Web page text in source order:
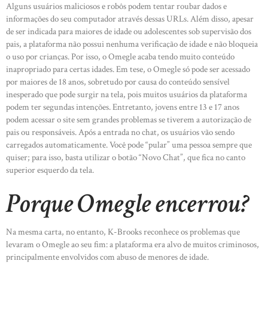
HOME
ABOUT US
OUR PORTFOLIO
OUR PRODUCTS
CONTACTS
Alguns usuários maliciosos e robôs podem tentar roubar dados e
informações do seu computador através dessas URLs. Além disso, apesar
de ser indicada para maiores de idade ou adolescentes sob supervisão dos
pais, a plataforma não possui nenhuma verificação de idade e não bloqueia
o uso por crianças. Por isso, o Omegle acaba tendo muito conteúdo
inapropriado para certas idades. Em tese, o Omegle só pode ser acessado
por maiores de 18 anos, sobretudo por causa do conteúdo sensível
inesperado que pode surgir na tela, pois muitos usuários da plataforma
podem ter segundas intenções. Entretanto, jovens entre 13 e 17 anos
podem acessar o site sem grandes problemas se tiverem a autorização de
pais ou responsáveis. Após a entrada no chat, os usuários vão sendo
carregados automaticamente. Você pode “pular” uma pessoa sempre que
quiser; para isso, basta utilizar o botão “Novo Chat”, que fica no canto
superior esquerdo da tela.
Porque Omegle encerrou?
Na mesma carta, no entanto, K-Brooks reconhece os problemas que
levaram o Omegle ao seu fim: a plataforma era alvo de muitos criminosos,
principalmente envolvidos com abuso de menores de idade.